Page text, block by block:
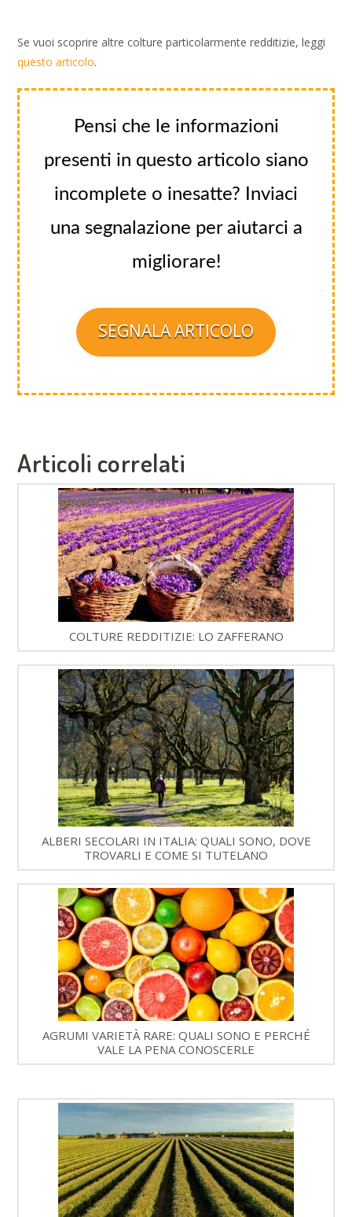
Se vuoi scoprire altre colture particolarmente redditizie, leggi
questo articolo.
Pensi che le informazioni
presenti in questo articolo siano
incomplete o inesatte? Inviaci
una segnalazione per aiutarci a
migliorare!
SEGNALA ARTICOLO
Articoli correlati
COLTURE REDDITIZIE: LO ZAFFERANO
ALBERI SECOLARI IN ITALIA: QUALI SONO, DOVE
TROVARLI E COME SI TUTELANO
AGRUMI VARIETÀ RARE: QUALI SONO E PERCHÉ
VALE LA PENA CONOSCERLE